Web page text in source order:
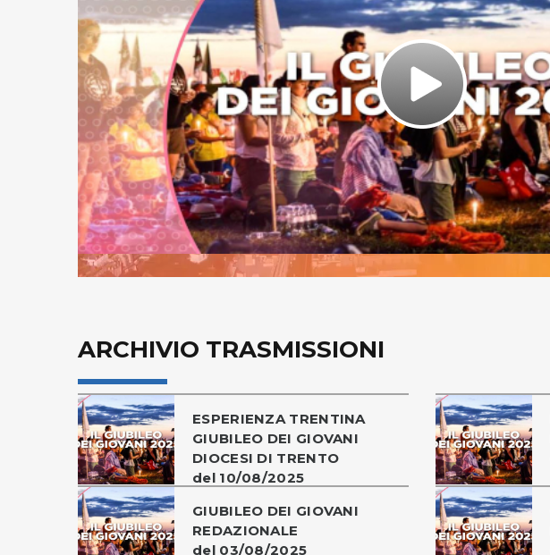
Play
Video
ARCHIVIO TRASMISSIONI
ESPERIENZA TRENTINA
GIUBILEO DEI GIOVANI
DIOCESI DI TRENTO
del 10/08/2025
GIUBILEO DEI GIOVANI
REDAZIONALE
del 03/08/2025